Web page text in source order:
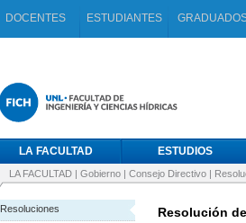
DOCENTES ESTUDIANTES
LA FACULTAD ESTUDIOS
LA FACULTAD | Gobierno | Consejo Directivo |
Resoluciones
Resolución